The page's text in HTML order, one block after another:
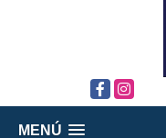
FacebookInstagram
MENÚ